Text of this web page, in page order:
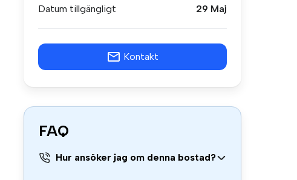
Datum tillgängligt 29 Maj
Kontakt
FAQ
Hur ansöker jag om denna bostad?